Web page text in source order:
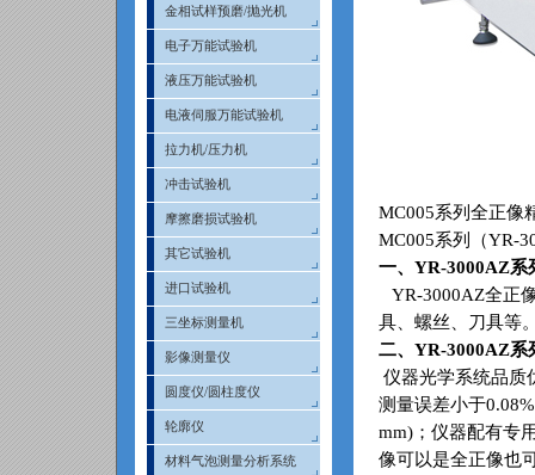
金相试样预磨/抛光机
电子万能试验机
液压万能试验机
电液伺服万能试验机
拉力机/压力机
冲击试验机
摩擦磨损试验机
其它试验机
进口试验机
三坐标测量机
影像测量仪
圆度仪/圆柱度仪
轮廓仪
材料气泡测量分析系统
MC005系列全正像
MC005系列（YR-
一、 YR-3000AZ系
YR-3000AZ全正
具、螺丝、刀具等
二、 YR-3000AZ系
仪器光学系统品质
测量误差小于0.08%
mm) ；仪器配有专
像可以是全正像也